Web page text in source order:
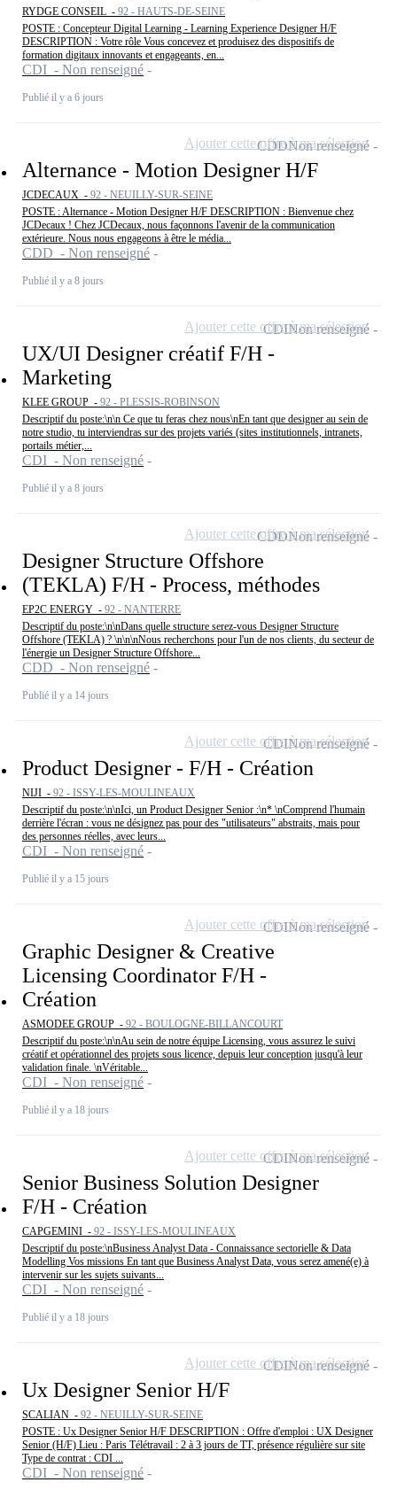
RYDGE CONSEIL - 92 - HAUTS-DE-SEINE
POSTE : Concepteur Digital Learning - Learning Experience Designer H/F
DESCRIPTION : Votre rôle Vous concevez et produisez des dispositifs de
formation digitaux innovants et engageants, en...
CDI - Non renseigné
Publié il y a 6 jours
Alternance - Motion Designer H/F
JCDECAUX - 92 - NEUILLY-SUR-SEINE
POSTE : Alternance - Motion Designer H/F DESCRIPTION : Bienvenue chez
JCDecaux ! Chez JCDecaux, nous façonnons l'avenir de la communication
extérieure. Nous nous engageons à être le média...
CDD - Non renseigné
Publié il y a 8 jours
CDDNon renseigné
Ajouter cette offre à ma sélection
UX/UI Designer créatif F/H -
Marketing
KLEE GROUP - 92 - PLESSIS-ROBINSON
Descriptif du poste:\n\n Ce que tu feras chez nous\nEn tant que designer au sein de
notre studio, tu interviendras sur des projets variés (sites institutionnels, intranets,
portails métier,...
CDI - Non renseigné
Publié il y a 8 jours
CDINon renseigné
Ajouter cette offre à ma sélection
Designer Structure Offshore
(TEKLA) F/H - Process, méthodes
EP2C ENERGY - 92 - NANTERRE
Descriptif du poste:\n\nDans quelle structure serez-vous Designer Structure
Offshore (TEKLA) ? \n\n\nNous recherchons pour l'un de nos clients, du secteur de
l'énergie un Designer Structure Offshore...
CDD - Non renseigné
Publié il y a 14 jours
CDDNon renseigné
Ajouter cette offre à ma sélection
Product Designer - F/H - Création
NIJI - 92 - ISSY-LES-MOULINEAUX
Descriptif du poste:\n\nIci, un Product Designer Senior :\n* \nComprend l'humain
derrière l'écran : vous ne désignez pas pour des "utilisateurs" abstraits, mais pour
des personnes réelles, avec leurs...
CDI - Non renseigné
Publié il y a 15 jours
CDINon renseigné
Ajouter cette offre à ma sélection
Graphic Designer & Creative
Licensing Coordinator F/H -
Création
ASMODEE GROUP - 92 - BOULOGNE-BILLANCOURT
Descriptif du poste:\n\nAu sein de notre équipe Licensing, vous assurez le suivi
créatif et opérationnel des projets sous licence, depuis leur conception jusqu'à leur
validation finale. \nVéritable...
CDI - Non renseigné
Publié il y a 18 jours
CDINon renseigné
Ajouter cette offre à ma sélection
Senior Business Solution Designer
F/H - Création
CAPGEMINI - 92 - ISSY-LES-MOULINEAUX
Descriptif du poste:\nBusiness Analyst Data - Connaissance sectorielle & Data
Modelling Vos missions En tant que Business Analyst Data, vous serez amené(e) à
intervenir sur les sujets suivants...
CDI - Non renseigné
Publié il y a 18 jours
CDINon renseigné
Ajouter cette offre à ma sélection
Ux Designer Senior H/F
SCALIAN - 92 - NEUILLY-SUR-SEINE
POSTE : Ux Designer Senior H/F DESCRIPTION : Offre d'emploi : UX Designer
Senior (H/F) Lieu : Paris Télétravail : 2 à 3 jours de TT, présence régulière sur site
Type de contrat : CDI ...
CDI - Non renseigné
CDINon renseigné
Ajouter cette offre à ma sélection